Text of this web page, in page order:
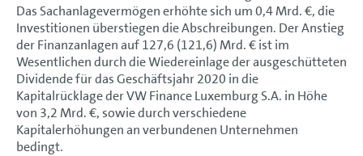
Übernahmerechtliche Angaben
Geschäftsverlauf
Aktie und Anleihen
Ertrags-, Finanz- und Vermögenslage
Kapitalrendite (RoI) und Wertbeitrag
Das Sachanlagevermögen erhöhte sich um0,4 Mrd. €, die
Investitionen überstiegen die Abschreibungen. Der Anstieg
der Finanzanlagen auf 127,6 (121,6) Mrd. € ist im
Wesentlichen durch die Wiedereinlage der ausgeschütteten
Dividende für das Geschäftsjahr 2020 in die
Kapitalrücklage der VW Finance Luxemburg S.A. in Höhe
von 3,2 Mrd. €, sowie durch verschiedene
Kapitalerhöhungen an verbundenen Unternehmen
bedingt.